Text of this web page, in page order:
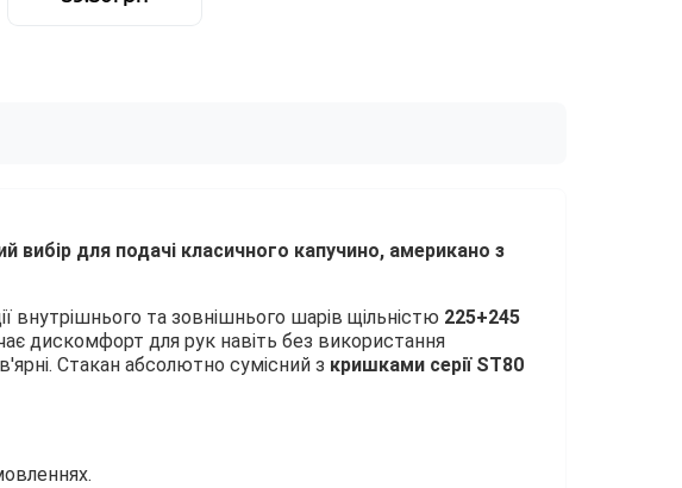
для подачі класичного капучино, американо з
внутрішнього та зовнішнього шарів щільністю 225+245
дискомфорт для рук навіть без використання
Стакан абсолютно сумісний з кришками серії ST80